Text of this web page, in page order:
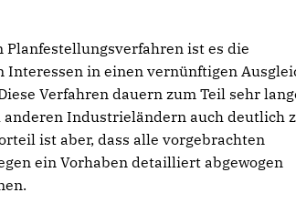
Planfestellungsverfahren ist es die
Interessen in einen vernünftigen
Verfahren dauern zum Teil sehr
anderen Industrieländern auch deutlich
ist aber, dass alle vorgebrachten
ein Vorhaben detailliert abgewogen